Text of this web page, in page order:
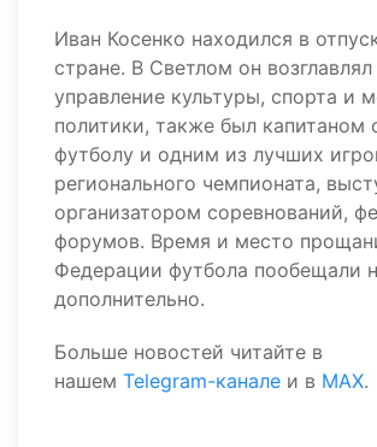
Иван Косенко находился в
стране. В Светлом он возглавлял
управление культуры, спорта и
политики, также был капитаном
футболу и одним из лучших
регионального чемпионата,
организатором соревнований,
форумов. Время и место
Федерации футбола пообещали
дополнительно.
Больше новостей читайте в
нашем Telegram-канале и в MAX.